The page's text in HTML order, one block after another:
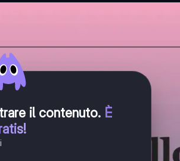
il contenuto. È